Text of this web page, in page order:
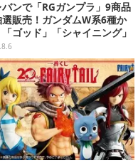
バンで「RGガンプラ」9商品
販売！ガンダムW系6種か
「ゴッド」「シャイニング」